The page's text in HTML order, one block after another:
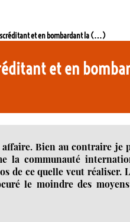
et en bombardant la (…)
et en
Bien au contraire je
la communauté
de ce quelle veut réaliser.
le moindre des